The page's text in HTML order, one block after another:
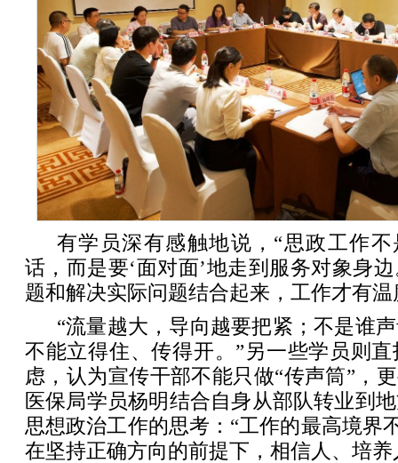
有学员深有感触地说，“思政工作不
话，而是要‘面对面’地走到服务对象身
题和解决实际问题结合起来，工作才有
“流量越大，导向越要把紧；不是谁
不能立得住、传得开。”另一些学员则
虑，认为宣传干部不能只做“传声筒”，
医保局学员杨明结合自身从部队转业到
思想政治工作的思考：“工作的最高境界
在坚持正确方向的前提下，相信人、培养